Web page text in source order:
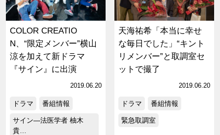
COLOR CREATIO
N、“限定メンバー”横山
涼を加えて新ドラマ
『サイン』に出演
2019.06.20
ドラマ 番組情報
サイン―法医学者 柚木
貴…
天海祐希「本当に幸せ
な毎日でした」“キント
リメンバー”と取調室セ
ットで撮了
2019.06.20
ドラマ 番組情報
緊急取調室